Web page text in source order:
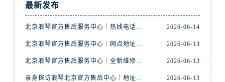
最新发布
北京浪琴官方售后服务中心｜热线电话与网点地址权威信息公示（2026年6月最新） 2026-06-14
北京浪琴官方售后服务中心｜网点地址及热线权威信息公示（2026年6月最新） 2026-06-13
北京浪琴官方售后服务中心｜全新维修门店地址及电话权威信息公示（2026年6月最新） 2026-06-13
亲身探访浪琴北京官方售后中心｜地址报修全流程真实经历（2026年6月最新） 2026-06-13